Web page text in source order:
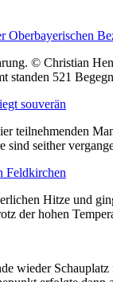
© Christian
standen 521
souverän
teilnehmenden
seither
Feldkirchen
Hitze und
der hohen
wieder